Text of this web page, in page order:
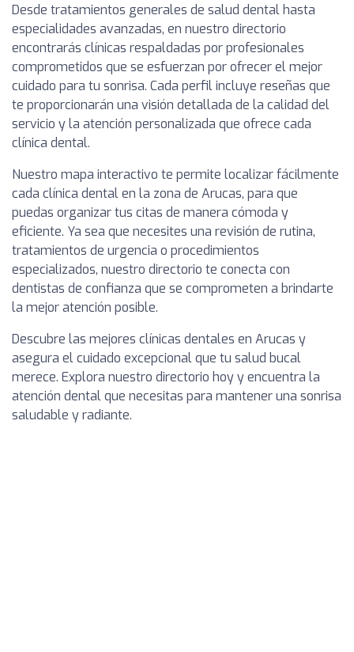
Desde tratamientos generales de salud dental hasta
especialidades avanzadas, en nuestro directorio
encontrarás clínicas respaldadas por profesionales
comprometidos que se esfuerzan por ofrecer el mejor
cuidado para tu sonrisa. Cada perfil incluye reseñas que
te proporcionarán una visión detallada de la calidad del
servicio y la atención personalizada que ofrece cada
clínica dental.
Nuestro mapa interactivo te permite localizar fácilmente
cada clínica dental en la zona de Arucas, para que
puedas organizar tus citas de manera cómoda y
eficiente. Ya sea que necesites una revisión de rutina,
tratamientos de urgencia o procedimientos
especializados, nuestro directorio te conecta con
dentistas de confianza que se comprometen a brindarte
la mejor atención posible.
Descubre las mejores clínicas dentales en Arucas y
asegura el cuidado excepcional que tu salud bucal
merece. Explora nuestro directorio hoy y encuentra la
atención dental que necesitas para mantener una sonrisa
saludable y radiante.